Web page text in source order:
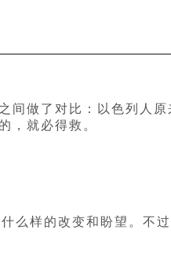
做了对比：以色列人
，就必得救。
么样的改变和盼望。不